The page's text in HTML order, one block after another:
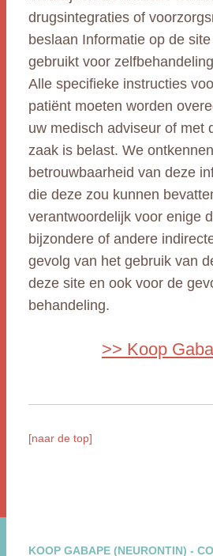
drugsintegraties of
beslaan Informatie op de
gebruikt voor
Alle specifieke instructies
patiënt moeten worden
uw medisch adviseur of met
zaak is belast. We
betrouwbaarheid van deze
die deze zou kunnen
verantwoordelijk voor enige
bijzondere of andere
gevolg van het gebruik van
deze site en ook voor de
behandeling.
>> Koop
[naar de top]
KOOP GABAPE (NEURONTIN) -